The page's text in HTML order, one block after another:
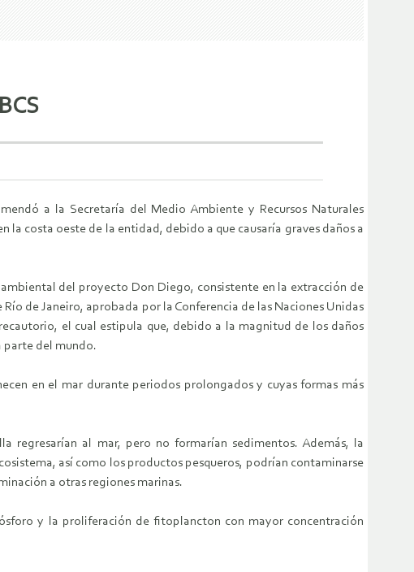
a la Secretaría del Medio Ambiente y Recursos Naturales
costa oeste de la entidad, debido a que causaría graves daños a
del proyecto Don Diego, consistente en la extracción de
de Janeiro, aprobada por la Conferencia de las Naciones Unidas
el cual estipula que, debido a la magnitud de los daños
parte del mundo.
en el mar durante periodos prolongados y cuyas formas más
regresarían al mar, pero no formarían sedimentos. Además, la
así como los productos pesqueros, podrían contaminarse
a otras regiones marinas.
y la proliferación de fitoplancton con mayor concentración